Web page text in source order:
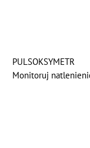
PULSOKSYMETR
Monitoruj